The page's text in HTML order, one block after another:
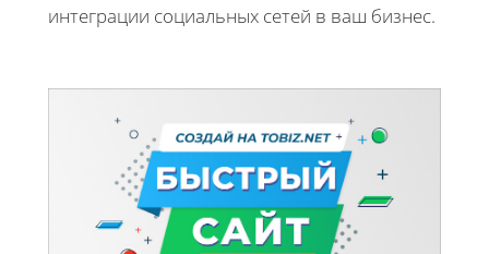
интеграции социальных сетей в ваш бизнес.